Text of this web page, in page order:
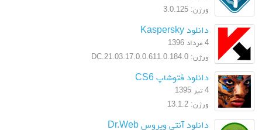
ورژن: 3.0.125
دانلود Kaspersky
4 مرداد 1396
ورژن: 17.0.0.611.0.184.0.DC.21.03
دانلود فتوشاپ CS6
4 تیر 1395
ورژن: 13.1.2
دانلود آنتی ویروس Dr.Web